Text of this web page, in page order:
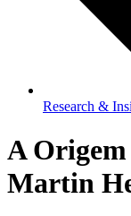
Research &
A
Martin